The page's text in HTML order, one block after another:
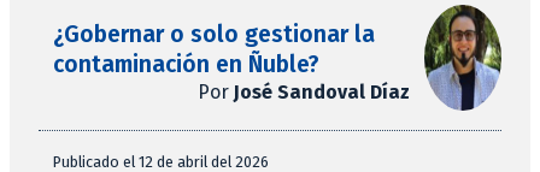
¿Gobernar o solo gestionar la
contaminación en Ñuble?
Por José Sandoval Díaz
Publicado el 12 de abril del 2026